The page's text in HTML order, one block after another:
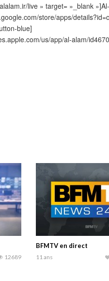
live » target= »_blank
store/apps/
blue]
us/app/al-alam/
12689
BFMTV en direct
11 ans